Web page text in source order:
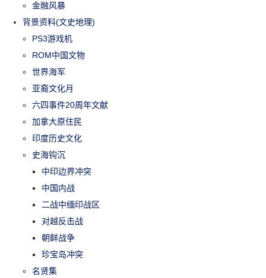
金融风暴
背景资料(文史地理)
PS3游戏机
ROM中国文物
世界海军
亚裔文化月
六四事件20周年文献
加拿大原住民
印度历史文化
史海钩沉
中印边界冲突
中国内战
二战中缅印战区
对越反击战
朝鲜战争
珍宝岛冲突
名贤集